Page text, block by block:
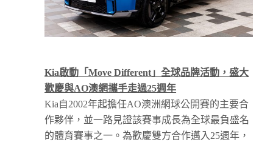
Kia啟動「Move Different 」全球品牌活動，盛大
歡慶與AO澳網攜手走過25週年
Kia自2002年起擔任AO澳洲網球公開賽的主要合
作夥伴，並一路見證該賽事成長為全球最負盛名
的體育賽事之一。為歡慶雙方合作邁入25週年，